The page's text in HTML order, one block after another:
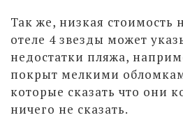
Так же, низкая стоимость
отеле 4 звезды может
недостатки пляжа,
покрыт мелкими
которые сказать что они
ничего не сказать.